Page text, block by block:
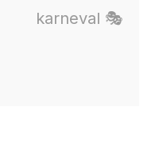
karneval 🎭